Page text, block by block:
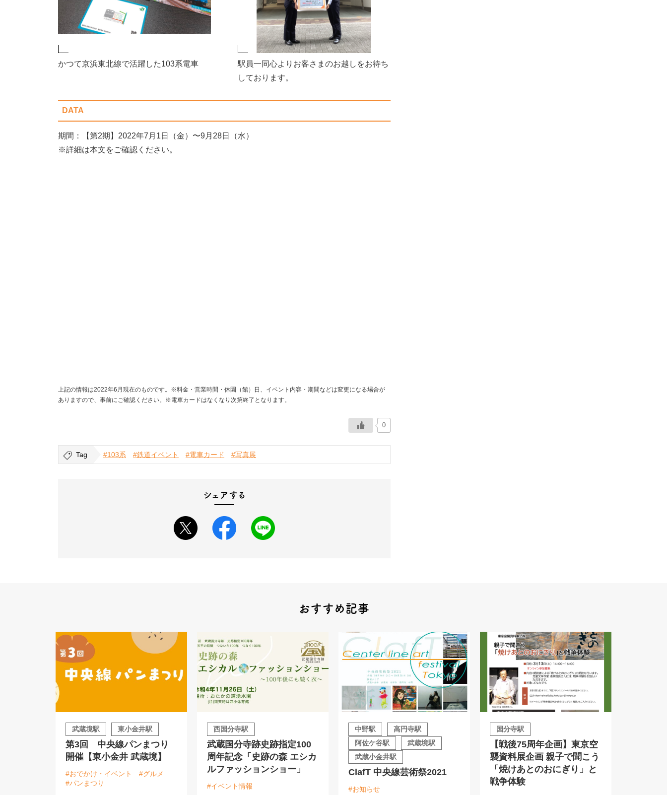
かつて京浜東北線で活躍した103系電車
駅員一同心よりお客さまのお越しをお待ち
しております。
DATA
期間：【第2期】2022年7月1日（金）〜9月28日（水）
※詳細は本文をご確認ください。
上記の情報は2022年6月現在のものです。※料金・営業時間・休園（館）日、イベント内容・期間などは変更になる場合が
ありますので、事前にご確認ください。※電車カードはなくなり次第終了となります。
0
Tag #103系 #鉄道イベント #電車カード #写真展
シェアする
おすすめ記事
武蔵境駅 東小金井駅
第3回 中央線パンまつり
開催【東小金井 武蔵境】
#おでかけ・イベント
#グルメ
#パンまつり
西国分寺駅
武蔵国分寺跡史跡指定100
周年記念「史跡の森 エシカ
ルファッションショー」
#イベント情報
中野駅
高円寺駅
阿佐ケ谷駅
武蔵境駅
武蔵小金井駅
ClafT 中央線芸術祭2021
#お知らせ
国分寺駅
【戦後75周年企画】東京空
襲資料展企画 親子で聞こう
「焼けあとのおにぎり」と
戦争体験